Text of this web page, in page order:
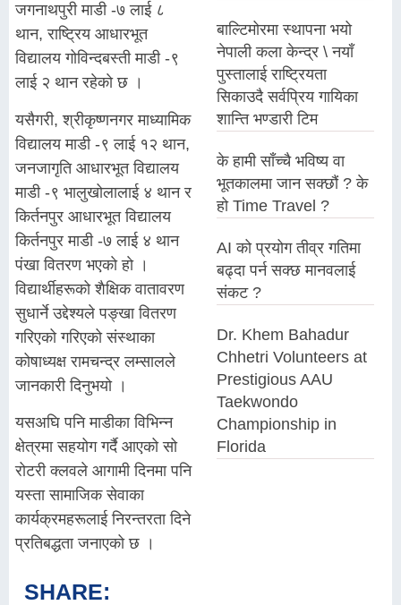
जगनाथपुरी माडी -७ लाई ८
थान, राष्ट्रिय आधारभूत
विद्यालय गोविन्दबस्ती माडी -९
लाई २ थान रहेकाे छ ।
यसैगरी, श्रीकृष्णनगर माध्यामिक
विद्यालय माडी -९ लाई १२ थान,
जनजागृति आधारभूत विद्यालय
माडी -९ भालुखोलालाई ४ थान र
किर्तनपुर आधारभूत विद्यालय
किर्तनपुर माडी -७ लाई ४ थान
पंखा वितरण भएकाे हाे ।
विद्यार्थीहरूको शैक्षिक वातावरण
सुधार्ने उद्देश्यले पङ्खा वितरण
गरिएको गरिएको संस्थाका
कोषाध्यक्ष रामचन्द्र लम्सालले
जानकारी दिनुभयो ।
यसअघि पनि माडीका विभिन्न
क्षेत्रमा सहयोग गर्दै आएको सो
रोटरी क्लवले आगामी दिनमा पनि
यस्ता सामाजिक सेवाका
कार्यक्रमहरूलाई निरन्तरता दिने
प्रतिबद्धता जनाएको छ ।
SHARE:
बाल्टिमोरमा स्थापना भयो
नेपाली कला केन्द्र \ नयाँ
पुस्तालाई राष्ट्रियता
सिकाउदै सर्वप्रिय गायिका
शान्ति भण्डारी टिम
के हामी साँच्चै भविष्य वा
भूतकालमा जान सक्छौं ? के
हो Time Travel ?
AI को प्रयोग तीव्र गतिमा
बढ्दा पर्न सक्छ मानवलाई
संकट ?
Dr. Khem Bahadur
Chhetri Volunteers at
Prestigious AAU
Taekwondo
Championship in
Florida